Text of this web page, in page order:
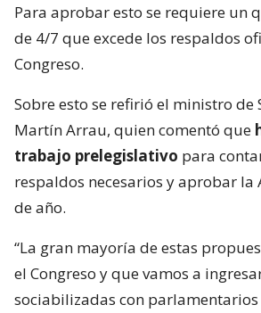
Para aprobar esto se requiere un
de 4/7 que excede los respaldos
Congreso.
Sobre esto se refirió el ministro de
Martín Arrau, quien comentó que
trabajo prelegislativo para
respaldos necesarios y aprobar la
de año.
“La gran mayoría de estas
el Congreso y que vamos a
sociabilizadas con